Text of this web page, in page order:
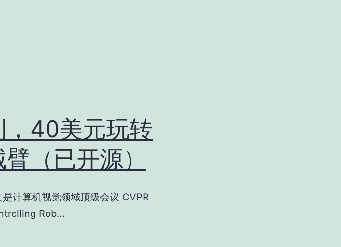
40美元玩转
（已开源）
计算机视觉领域顶级会议 CVPR
Rob…